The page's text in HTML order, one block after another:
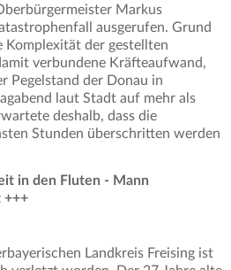
Markus
ausgerufen. Grund
Komplexität der gestellten
verbundene Kräfteaufwand,
Pegelstand der Donau in
laut Stadt auf mehr als
deshalb, dass die
Stunden überschritten werden
in den Fluten - Mann
+++
Landkreis Freising ist